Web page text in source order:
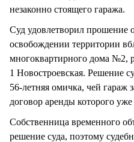
незаконно стоящего гаража.
Суд удовлетворил прошение
освобождении территории
многоквартирного дома №2,
1 Новостроевская. Решение
56-летняя омичка, чей гараж
договор аренды которого уже
Собственница временного
решение суда, поэтому